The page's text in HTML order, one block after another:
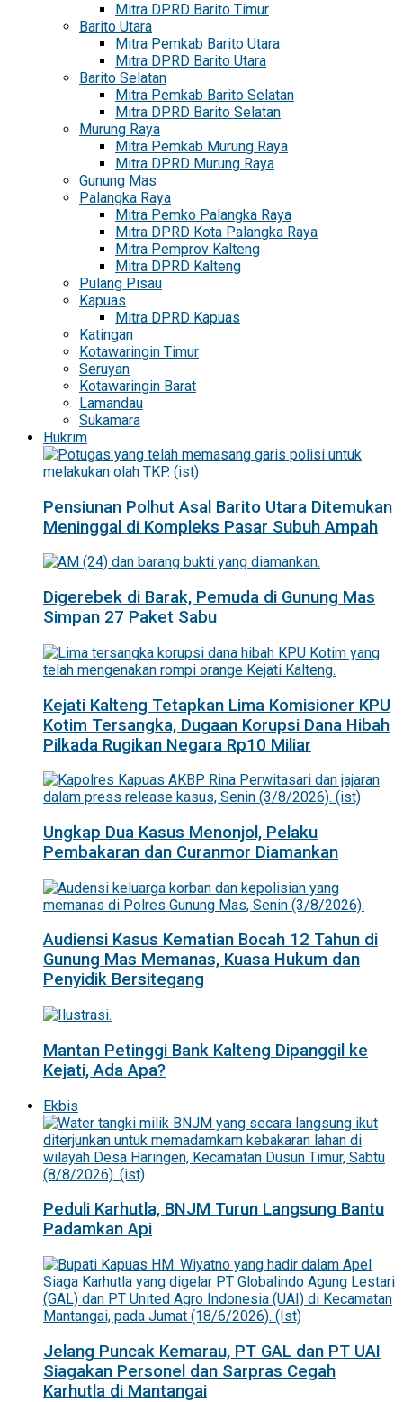
Mitra DPRD Barito Timur
Barito Utara
Mitra Pemkab Barito Utara
Mitra DPRD Barito Utara
Barito Selatan
Mitra Pemkab Barito Selatan
Mitra DPRD Barito Selatan
Murung Raya
Mitra Pemkab Murung Raya
Mitra DPRD Murung Raya
Gunung Mas
Palangka Raya
Mitra Pemko Palangka Raya
Mitra DPRD Kota Palangka Raya
Mitra Pemprov Kalteng
Mitra DPRD Kalteng
Pulang Pisau
Kapuas
Mitra DPRD Kapuas
Katingan
Kotawaringin Timur
Seruyan
Kotawaringin Barat
Lamandau
Sukamara
Hukrim
Pensiunan Polhut Asal Barito Utara Ditemukan
Meninggal di Kompleks Pasar Subuh Ampah
Digerebek di Barak, Pemuda di Gunung Mas
Simpan 27 Paket Sabu
Kejati Kalteng Tetapkan Lima Komisioner KPU
Kotim Tersangka, Dugaan Korupsi Dana Hibah
Pilkada Rugikan Negara Rp10 Miliar
Ungkap Dua Kasus Menonjol, Pelaku
Pembakaran dan Curanmor Diamankan
Audiensi Kasus Kematian Bocah 12 Tahun di
Gunung Mas Memanas, Kuasa Hukum dan
Penyidik Bersitegang
Mantan Petinggi Bank Kalteng Dipanggil ke
Kejati, Ada Apa?
Ekbis
Peduli Karhutla, BNJM Turun Langsung Bantu
Padamkan Api
Jelang Puncak Kemarau, PT GAL dan PT UAI
Siagakan Personel dan Sarpras Cegah
Karhutla di Mantangai